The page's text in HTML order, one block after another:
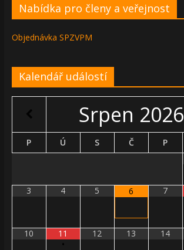
Nabídka pro členy a veřejnost
Objednávka SPZVPM
Kalendář událostí
Srpen 2026
P Ú S Č P
3 4 5 6 7
10
11
•
12 13 14